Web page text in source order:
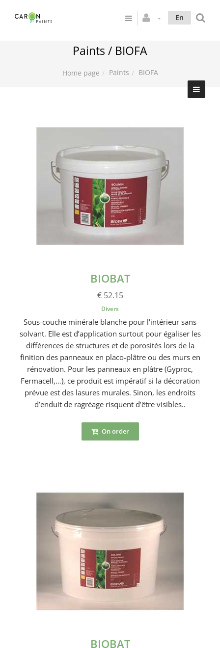
En
Paints / BIOFA
Home page Paints BIOFA
BIOBAT
€ 52.15
Divers
Sous-couche minérale blanche pour l'intérieur sans
solvant. Elle est d’application surtout pour égaliser les
différences de structures et de porosités lors de la
finition des panneaux en placo-plâtre ou des murs en
rénovation. Pour les panneaux en plâtre (Gyproc,
Fermacell,…), ce produit est impératif si la décoration
prévue est des lasures murales. Sinon, les endroits
d’enduit de ragréage risquent d’être visibles..
On order
BIOBAT